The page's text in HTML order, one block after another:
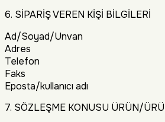
6. SİPARİŞ VEREN KİŞİ BİLGİLERİ
Ad/Soyad/Unvan
Adres
Telefon
Faks
Eposta/kullanıcı adı
7. SÖZLEŞME KONUSU ÜRÜN/